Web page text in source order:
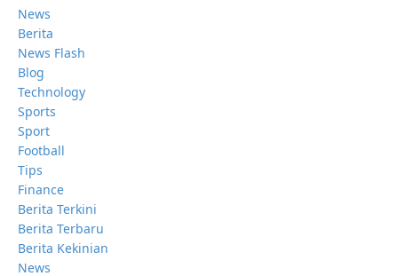
News
Berita
News Flash
Blog
Technology
Sports
Sport
Football
Tips
Finance
Berita Terkini
Berita Terbaru
Berita Kekinian
News